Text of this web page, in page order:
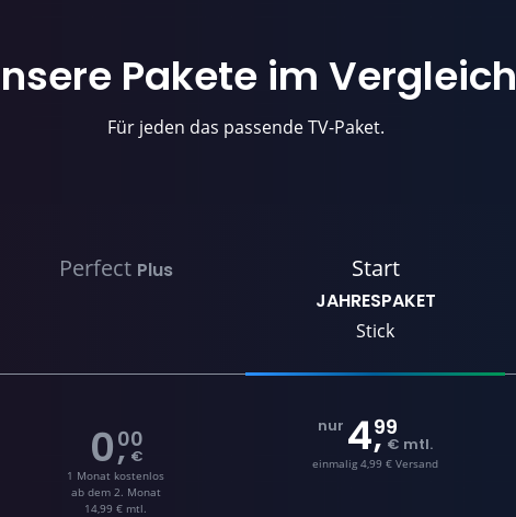
Pakete im Vergleich
Für jeden das passende TV-Paket.
Perfect Plus Start
JAHRESPAKET
Stick
0,
00
€
1 Monat kostenlos
ab dem 2. Monat
14,99 € mtl.
nur 4,
99
€ mtl.
einmalig 4,99 € Versand